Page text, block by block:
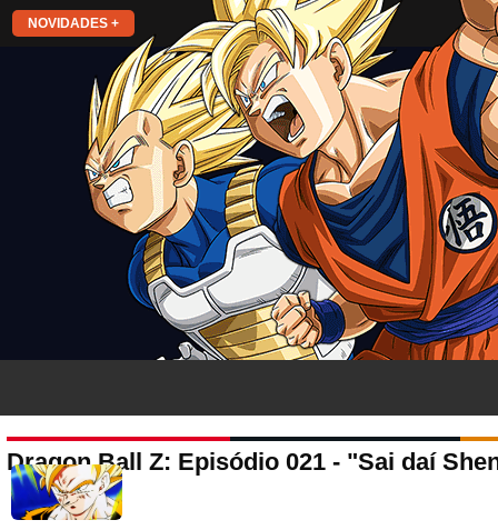
NOVIDADES +
Dragon Ball Z: Episódio 021 - "Sai daí